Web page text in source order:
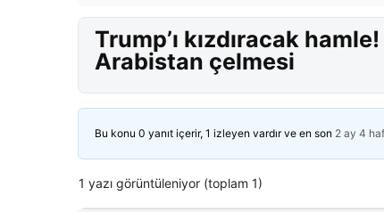
Trump’ı kızdıracak
Arabistan çelmesi
Bu konu 0 yanıt içerir, 1 izleyen vardır ve en son 2 ay 4
1 yazı görüntüleniyor (toplam 1)